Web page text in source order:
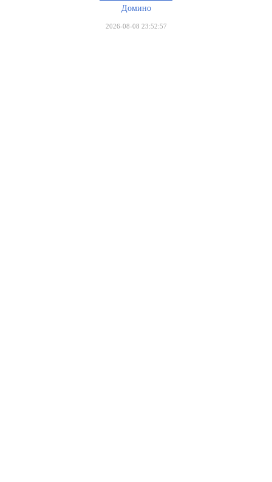
Домино
2026-08-08 23:52:57